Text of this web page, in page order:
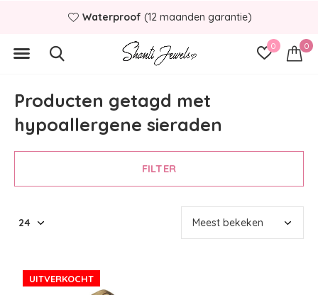
0 0
Waterproof (12 maanden garantie)
Producten getagd met
hypoallergene sieraden
FILTER
UITVERKOCHT